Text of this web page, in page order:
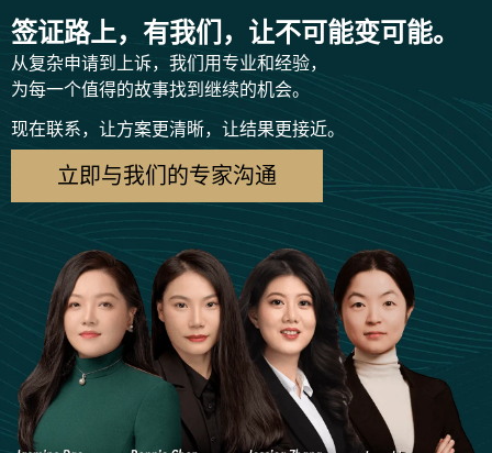
签证路上，有我们，让不可能变可能。
从复杂申请到上诉，我们用专业和经验，
为每一个值得的故事找到继续的机会。
现在联系，让方案更清晰，让结果更接近。
立即与我们的专家沟通